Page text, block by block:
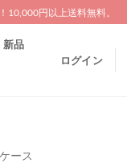
10,000円以上送料無料。
新品
ログイン
ース